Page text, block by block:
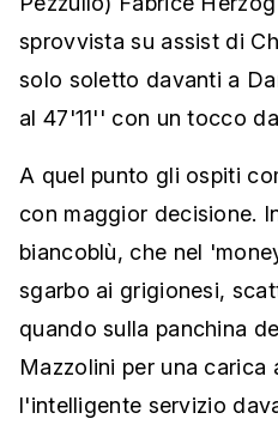
sprovvista su assist di
solo soletto davanti a
al 47'11'' con un tocco
A quel punto gli ospiti
con maggior decisione.
biancoblù, che nel
sgarbo ai grigionesi,
quando sulla panchina
Mazzolini per una carica
l'intelligente servizio